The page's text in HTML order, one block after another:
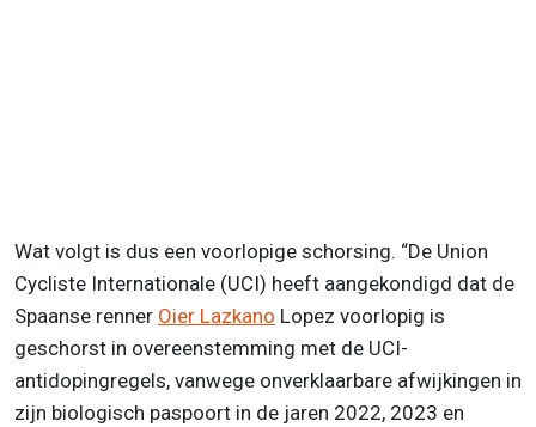
Wat volgt is dus een voorlopige schorsing. “De Union
Cycliste Internationale (UCI) heeft aangekondigd dat de
Spaanse renner Oier Lazkano Lopez voorlopig is
geschorst in overeenstemming met de UCI-
antidopingregels, vanwege onverklaarbare afwijkingen in
zijn biologisch paspoort in de jaren 2022, 2023 en